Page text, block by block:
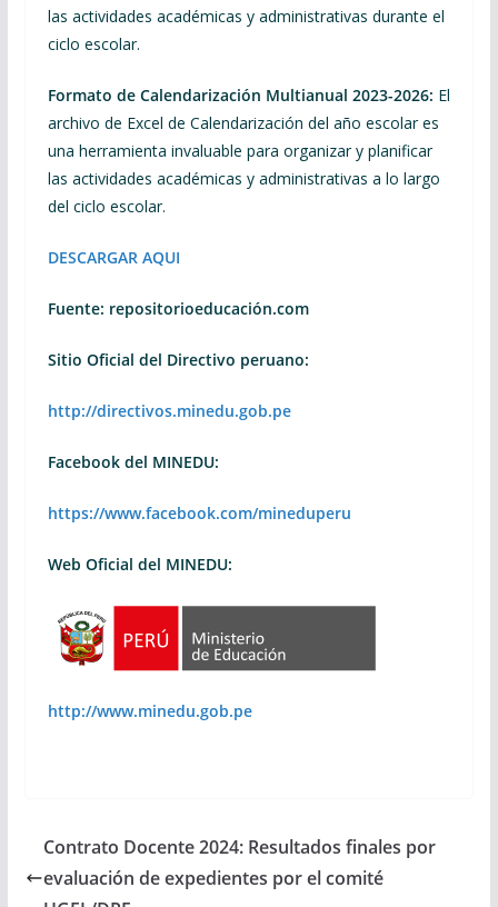
las actividades académicas y administrativas durante el
ciclo escolar.
Formato de Calendarización Multianual 2023-2026: El
archivo de Excel de Calendarización del año escolar es
una herramienta invaluable para organizar y planificar
las actividades académicas y administrativas a lo largo
del ciclo escolar.
DESCARGAR AQUI
Fuente: repositorioeducación.com
Sitio Oficial del Directivo peruano:
http://directivos.minedu.gob.pe
Facebook del MINEDU:
https://www.facebook.com/mineduperu
Web Oficial del MINEDU:
http://www.minedu.gob.pe
Contrato Docente 2024: Resultados finales por
evaluación de expedientes por el comité